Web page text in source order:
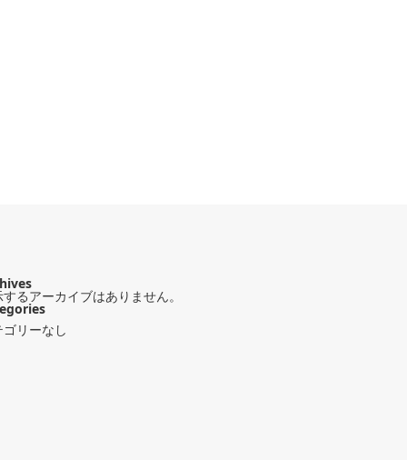
るアーカイブはありません。
リーなし